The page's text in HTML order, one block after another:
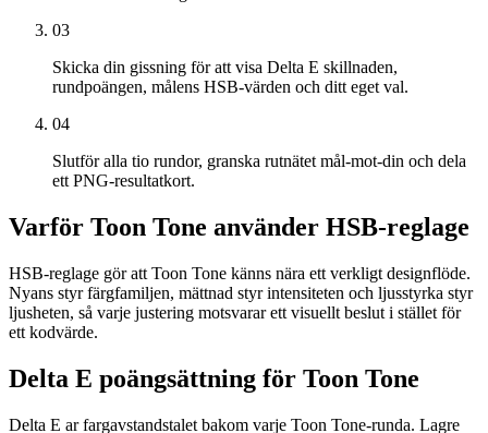
03
Skicka din gissning för att visa Delta E skillnaden,
rundpoängen, målens HSB-värden och ditt eget val.
04
Slutför alla tio rundor, granska rutnätet mål-mot-din och dela
ett PNG-resultatkort.
Varför Toon Tone använder HSB-reglage
HSB-reglage gör att Toon Tone känns nära ett verkligt designflöde.
Nyans styr färgfamiljen, mättnad styr intensiteten och ljusstyrka styr
ljusheten, så varje justering motsvarar ett visuellt beslut i stället för
ett kodvärde.
Delta E poängsättning för Toon Tone
Delta E ar fargavstandstalet bakom varje Toon Tone-runda. Lagre